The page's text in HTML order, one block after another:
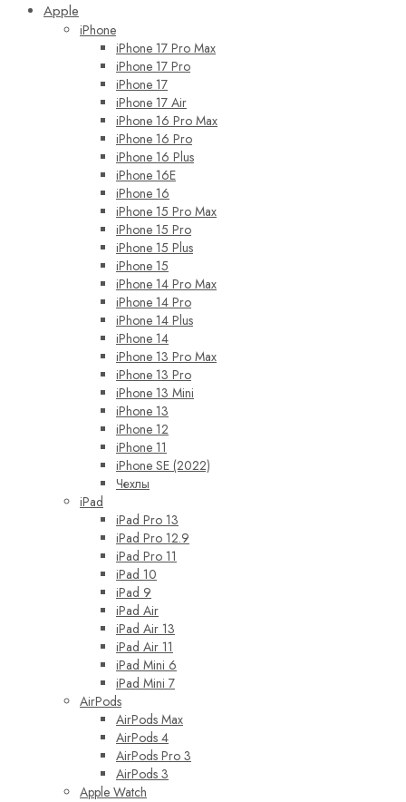
Apple
iPhone
iPhone 17 Pro Max
iPhone 17 Pro
iPhone 17
iPhone 17 Air
iPhone 16 Pro Max
iPhone 16 Pro
iPhone 16 Plus
iPhone 16E
iPhone 16
iPhone 15 Pro Max
iPhone 15 Pro
iPhone 15 Plus
iPhone 15
iPhone 14 Pro Max
iPhone 14 Pro
iPhone 14 Plus
iPhone 14
iPhone 13 Pro Max
iPhone 13 Pro
iPhone 13 Mini
iPhone 13
iPhone 12
iPhone 11
iPhone SE (2022)
Чехлы
iPad
iPad Pro 13
iPad Pro 12.9
iPad Pro 11
iPad 10
iPad 9
iPad Air
iPad Air 13
iPad Air 11
iPad Mini 6
iPad Mini 7
AirPods
AirPods Max
AirPods 4
AirPods Pro 3
AirPods 3
Apple Watch